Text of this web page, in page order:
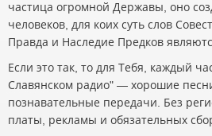
частица огромной Державы, оно
человеков, для коих суть слов
Правда и Наследие Предков
Если это так, то для Тебя, каждый
Славянском радио" — хорошие
познавательные передачи. Без
платы, рекламы и обязательных